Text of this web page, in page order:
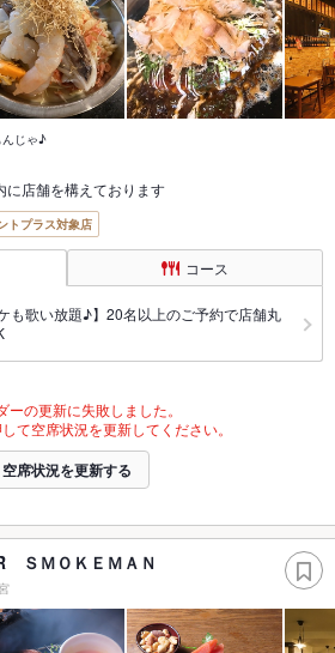
んじゃ♪
に店舗を構えております
トプラス対象店
コース
も歌い放題♪】20名以上のご予約で店舗丸
ーの更新に失敗しました。
て空席状況を更新してください。
空席状況を更新する
ＳＭＯＫＥＭＡＮ